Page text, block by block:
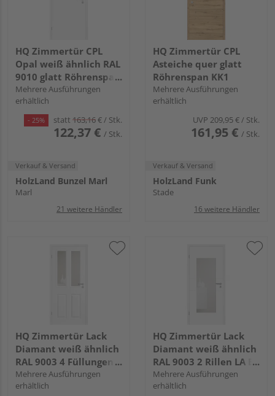
HQ Zimmertür CPL
Opal weiß ähnlich RAL
9010 glatt Röhrenspan
KK1
Mehrere Ausführungen
erhältlich
- 25% statt 163,16€/ Stk.
122,37 € / Stk.
Verkauf & Versand
HolzLand Bunzel Marl
Marl
21 weitere Händler
HQ Zimmertür CPL
Asteiche quer glatt
Röhrenspan KK1
Mehrere Ausführungen
erhältlich
UVP 209,95 €/ Stk.
161,95 € / Stk.
Verkauf & Versand
HolzLand Funk
Stade
16 weitere Händler
HQ Zimmertür Lack
Diamant weiß ähnlich
RAL 9003 4 Füllungen
TG LA D Röhrenspan
KK1
Mehrere Ausführungen
erhältlich
HQ Zimmertür Lack
Diamant weiß ähnlich
RAL 9003 2 Rillen LA B
Röhrenspan KK1
Mehrere Ausführungen
erhältlich